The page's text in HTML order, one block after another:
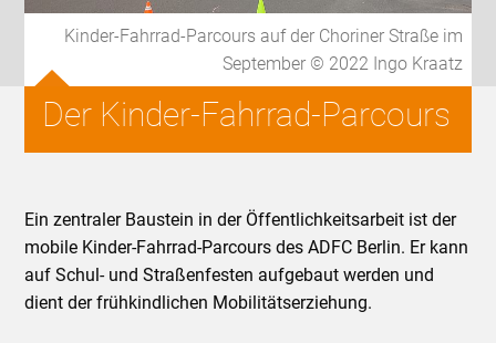
Kinder-Fahrrad-Parcours auf der Choriner Straße im
September © 2022 Ingo Kraatz
Der Kinder-Fahrrad-Parcours
Ein zentraler Baustein in der Öffentlichkeitsarbeit ist der
mobile Kinder-Fahrrad-Parcours des ADFC Berlin. Er kann
auf Schul- und Straßenfesten aufgebaut werden und
dient der frühkindlichen Mobilitätserziehung.